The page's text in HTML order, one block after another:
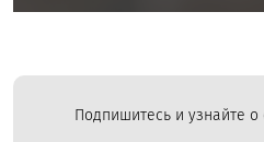
Подпишитесь и узнайте о